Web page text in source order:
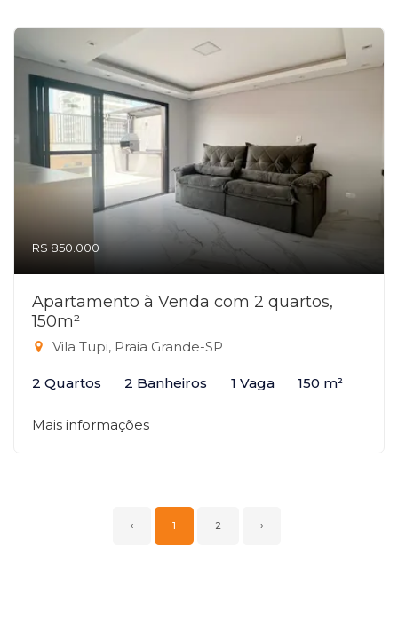
R$ 850.000
Apartamento à Venda com 2 quartos,
150m²
Vila Tupi, Praia Grande-SP
2 Quartos 2 Banheiros 1 Vaga 150 m²
Mais informações
‹ 1 2 ›